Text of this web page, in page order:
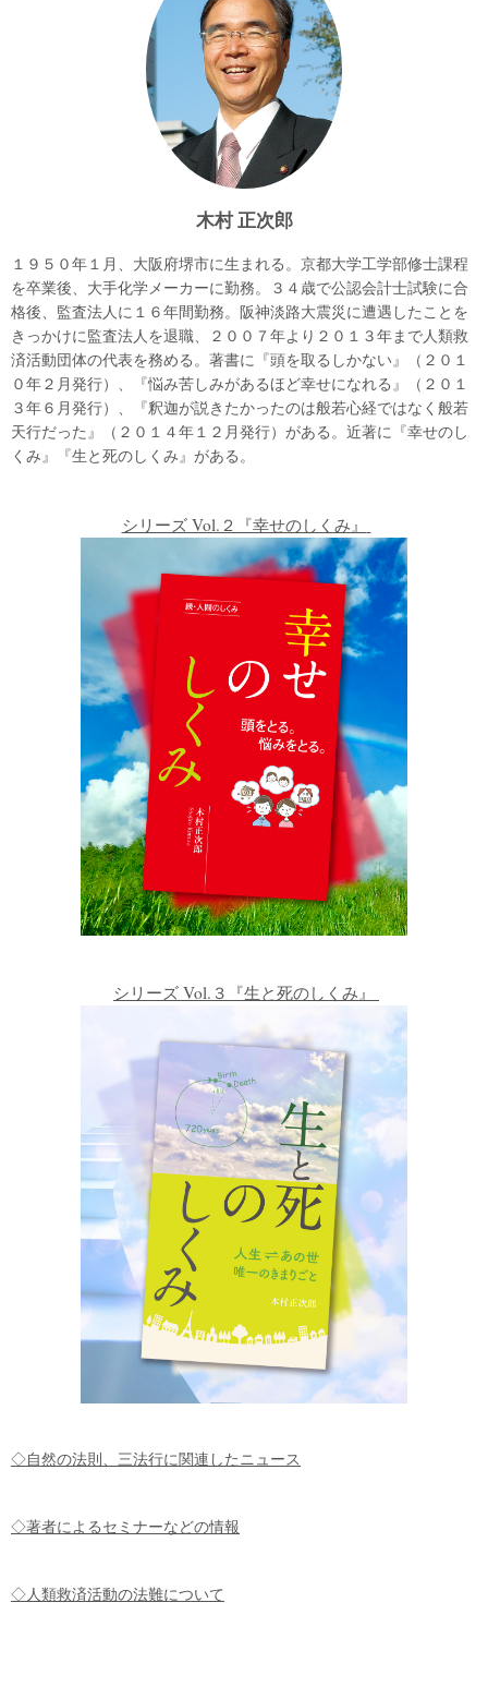
木村 正次郎
１９５０年１月、大阪府堺市に生まれる。京都大学工学部修士課程
を卒業後、大手化学メーカーに勤務。３４歳で公認会計士試験に合
格後、監査法人に１６年間勤務。阪神淡路大震災に遭遇したことを
きっかけに監査法人を退職、２００７年より２０１３年まで人類救
済活動団体の代表を務める。著書に『頭を取るしかない』（２０１
０年２月発行）、『悩み苦しみがあるほど幸せになれる』（２０１
３年６月発行）、『釈迦が説きたかったのは般若心経ではなく般若
天行だった』（２０１４年１２月発行）がある。近著に『幸せのし
くみ』『生と死のしくみ』がある。
シリーズ Vol.２『幸せのしくみ』
シリーズ Vol.３『生と死のしくみ』
◇自然の法則、三法行に関連したニュース
◇著者によるセミナーなどの情報
◇人類救済活動の法難について